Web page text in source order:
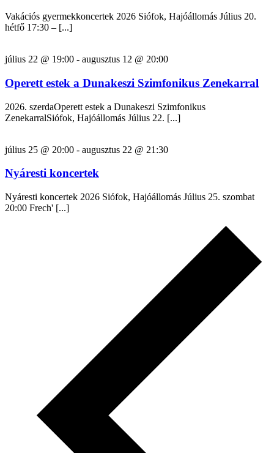
Vakációs gyermekkoncertek 2026 Siófok, Hajóállomás Július 20.
hétfő 17:30 – [...]
július 22 @ 19:00 - augusztus 12 @ 20:00
Operett estek a Dunakeszi Szimfonikus Zenekarral
2026. szerdaOperett estek a Dunakeszi Szimfonikus
ZenekarralSiófok, Hajóállomás Július 22. [...]
július 25 @ 20:00 - augusztus 22 @ 21:30
Nyáresti koncertek
Nyáresti koncertek 2026 Siófok, Hajóállomás Július 25. szombat
20:00 Frech' [...]